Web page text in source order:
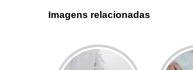
Imagens relacionadas